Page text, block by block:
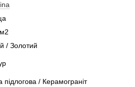
/ Золотий
підлогова / Керамограніт